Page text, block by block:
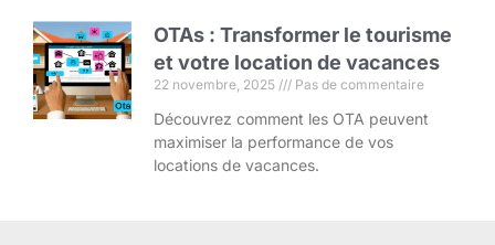
OTAs : Transformer le tourisme
et votre location de vacances
22 novembre, 2025 Pas de commentaire
Découvrez comment les OTA peuvent
maximiser la performance de vos
locations de vacances.